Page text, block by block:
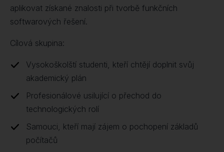
aplikovat získané znalosti při tvorbě funkčních
softwarových řešení.
Cílová skupina:
Vysokoškolští studenti, kteří chtějí doplnit svůj
akademický plán
Profesionálové usilující o přechod do
technologických rolí
Samouci, kteří mají zájem o pochopení základů
počítačů